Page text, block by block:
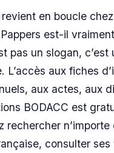
en boucle
est-il
pas un slogan, c’est
L’accès aux fiches
aux actes, aux
BODACC est
rechercher n’importe
consulter ses